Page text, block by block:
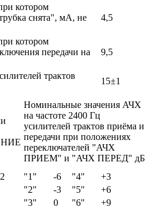
котором
снята", мА, не
4,5
котором
передачи на
9,5
трактов
15±1
Номинальные значения АЧХ
на частоте 2400 Гц
усилителей трактов приёма и
передачи при положениях
переключателей "АЧХ
ПРИЕМ" и "АЧХ ПЕРЕД" дБ
"1" -6 "4"
+3
"2" -3 "5"
+6
"3" 0 "6"
+9